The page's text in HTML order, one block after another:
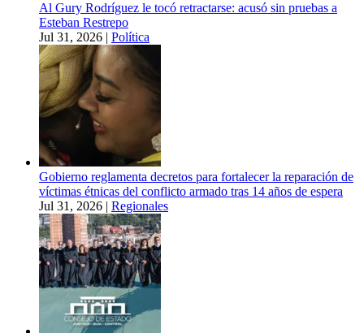
Al Gury Rodríguez le tocó retractarse: acusó sin pruebas a
Esteban Restrepo
Jul 31, 2026 | Política
Gobierno reglamenta decretos para fortalecer la reparación de
víctimas étnicas del conflicto armado tras 14 años de espera
Jul 31, 2026 | Regionales